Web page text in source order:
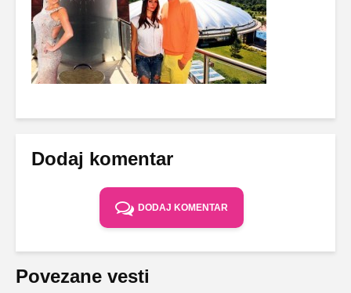
Dodaj komentar
DODAJ KOMENTAR
Povezane vesti